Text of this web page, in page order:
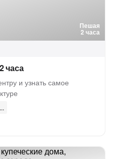
Пешая
2 часа
часа
и узнать самое